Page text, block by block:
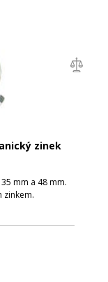
zinek
mm a 48 mm.
zinkem.